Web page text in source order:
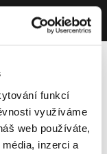
funkcí
využíváme
web používáte,
inzerci a